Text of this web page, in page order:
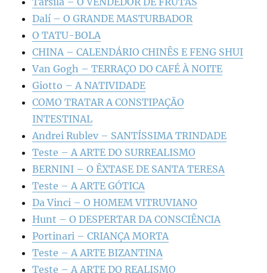
Dalí – O GRANDE MASTURBADOR
O TATU-BOLA
CHINA – CALENDÁRIO CHINÊS E FENG SHUI
Van Gogh – TERRAÇO DO CAFÉ À NOITE
Giotto – A NATIVIDADE
COMO TRATAR A CONSTIPAÇÃO
INTESTINAL
Andrei Rublev – SANTÍSSIMA TRINDADE
Teste – A ARTE DO SURREALISMO
BERNINI – O ÊXTASE DE SANTA TERESA
Teste – A ARTE GÓTICA
Da Vinci – O HOMEM VITRUVIANO
Hunt – O DESPERTAR DA CONSCIÊNCIA
Portinari – CRIANÇA MORTA
Teste – A ARTE BIZANTINA
Teste – A ARTE DO REALISMO